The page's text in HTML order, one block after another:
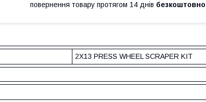
повернення товару протягом 14 днів безкоштовно
2X13 PRESS WHEEL SCRAPER KIT